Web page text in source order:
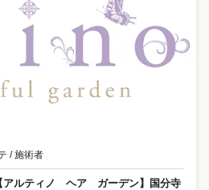
/ 施術者
アルティノ ヘア ガーデン】国分寺